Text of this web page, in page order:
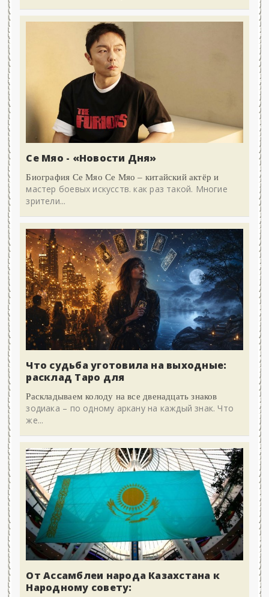
Се Мяо - «Новости Дня»
Биография Се Мяо Се Мяо – китайский актёр и
мастер боевых искусств. как раз такой. Многие
зрители...
Что судьба уготовила на выходные:
расклад Таро для
Раскладываем колоду на все двенадцать знаков
зодиака – по одному аркану на каждый знак. Что
же...
От Ассамблеи народа Казахстана к
Народному совету: